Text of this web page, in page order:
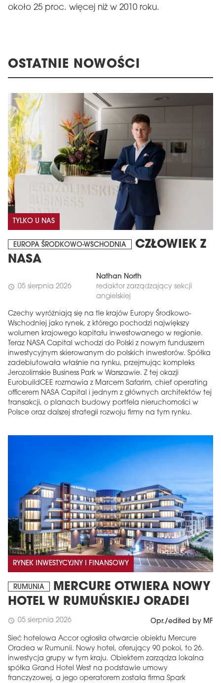
około 25 proc. więcej niż w 2010 roku.
OSTATNIE NOWOŚCI
TYLKO U NAS
EUROPA ŚRODKOWO-WSCHODNIA
CZŁOWIEK Z
NASA
schedule 05 sierpnia 2026
Nathan North
redaktor zarządzający sekcji
angielskiej
Czechy wyróżniają się na tle krajów Europy Środkowo-
Wschodniej jako rynek, z którego pochodzi największy
wolumen krajowego kapitału inwestowanego w regionie.
Teraz NASA Capital wchodzi do Polski z nowym funduszem
inwestycyjnym skierowanym do polskich inwestorów. Spółka
zadebiutowała właśnie na rynku, przejmując kompleks
Jerozolimskie Business Park w Warszawie. Z tej okazji
EurobuildCEE rozmawia z Marcem Safarim, chief operating
officerem NASA Capital i jednym z głównych architektów tej
transakcji, o planach budowy portfela nieruchomości w
Polsce oraz dalszej strategii rozwoju firmy na tym rynku.
RYNEK INWESTYCYJNY I FINANSOWY
RUMUNIA
MERCURE OTWIERA NOWY
HOTEL W RUMUŃSKIEJ ORADEI
schedule 05 sierpnia 2026 Opr./edited by MF
Sieć hotelowa Accor ogłosiła otwarcie obiektu Mercure
Oradea w Rumunii. Nowy hotel, oferujący 90 pokoi, to 26.
inwestycja grupy w tym kraju. Obiektem zarządza lokalna
spółka Grand Hotel West na podstawie umowy
franczyzowej, a jego operatorem została firma Spark